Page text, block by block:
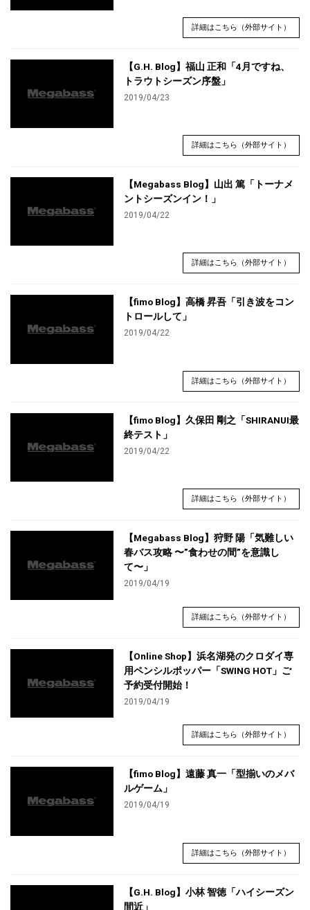
詳細はこちら（外部サイト）
【G.H. Blog】福山 正和「4月ですね、
トラウトシーズン序盤」
2019/04/23
詳細はこちら（外部サイト）
【Megabass Blog】山出 篤「トーナメ
ントシーズンイン！」
2019/04/22
詳細はこちら（外部サイト）
【fimo Blog】高橋 昇吾「引き波をコン
トロールして」
2019/04/22
詳細はこちら（外部サイト）
【fimo Blog】久保田 剛之「SHIRANUI最
終テスト」
2019/04/22
詳細はこちら（外部サイト）
【Megabass Blog】狩野 陽「気難しい
春バス攻略 〜”食わせの間”を意識し
て〜」
2019/04/19
詳細はこちら（外部サイト）
【Online Shop】浜名湖発のクロダイ専
用ペンシルポッパー「SWING HOT」ご
予約受付開始！
2019/04/19
詳細はこちら（外部サイト）
【fimo Blog】遠藤 真一「型揃いのメバ
ルゲーム」
2019/04/19
詳細はこちら（外部サイト）
【G.H. Blog】小林 智徳「ハイシーズン
間近」